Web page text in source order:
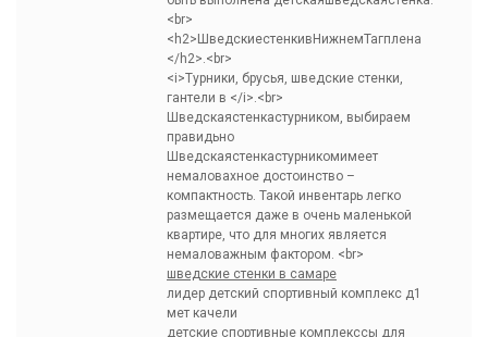
<br>
<h2>ШведскиестенкивНижнемТагплена
</h2>.<br>
<i>Турники, брусья, шведские стенки,
гантели в </i>.<br>
Шведскаястенкастурником, выбираем
правидьно
Шведскаястенкастурникомимеет
немаловахное достоинство –
компактность. Такой инвентарь легко
размещается даже в очень маленькой
квартире, что для многих является
немаловажным фактором. <br>
шведские стенки в самаре
лидер детский спортивный комплекс д1
мет качели
детские спортивные комплекссы для